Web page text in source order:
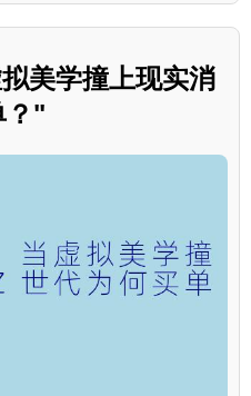
美学撞上现实消
？"